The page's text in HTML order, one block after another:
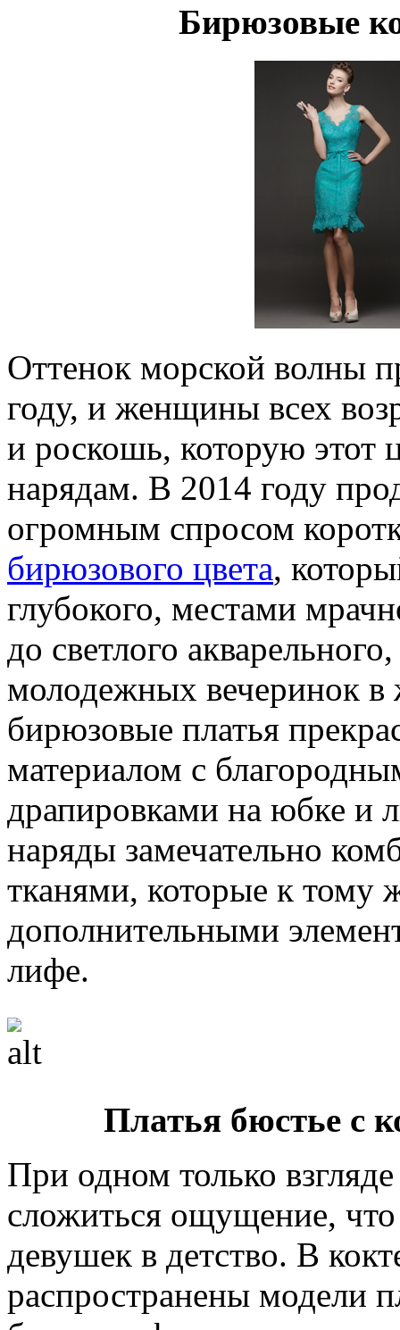
Бирюзовые
Оттенок морской волны
году, и женщины всех
и роскошь, которую этот
нарядам. В 2014 году
огромным спросом
бирюзового цвета,
глубокого, местами
до светлого
молодежных вечеринок
бирюзовые платья
материалом с
драпировками на юбке и
наряды замечательно
тканями, которые к тому
дополнительными
лифе.
Платья бюстье с
При одном только
сложиться ощущение,
девушек в детство. В
распространены модели